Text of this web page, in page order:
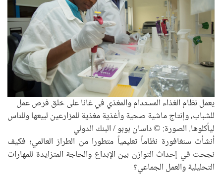
يعمل نظام الغذاء المستدام والمغذي في غانا على خلق فرص عمل
للشباب، وإنتاج ماشية صحية وأغذية مغذية للمزارعين لبيعها وللناس
ليأكلوها. الصورة: © داسان بوبو / البنك الدولي
أنشأت سنغافورة نظاماً تعليمياً متطورا من الطراز العالمي؛ فكيف
نجحت في إحداث التوازن بين الإبداع والحاجة المتزايدة للمهارات
التحليلية والعمل الجماعي؟